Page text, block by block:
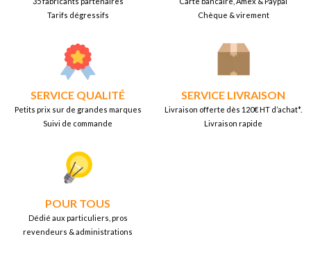
Tarifs dégressifs
Chèque & virement
SERVICE QUALITÉ
Petits prix sur de grandes marques
Suivi de commande
SERVICE LIVRAISON
Livraison offerte dès 120€ HT d’achat*.
Livraison rapide
POUR TOUS
Dédié aux particuliers, pros
revendeurs & administrations